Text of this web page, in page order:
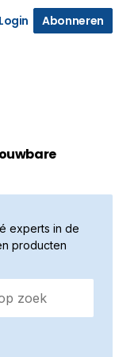
Login Abonneren
experts in de
producten